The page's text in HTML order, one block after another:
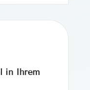
in Ihrem